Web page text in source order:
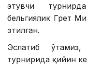
этувчи
бельгиялик Грет
этилган.
Эслатиб
турнирида қийин